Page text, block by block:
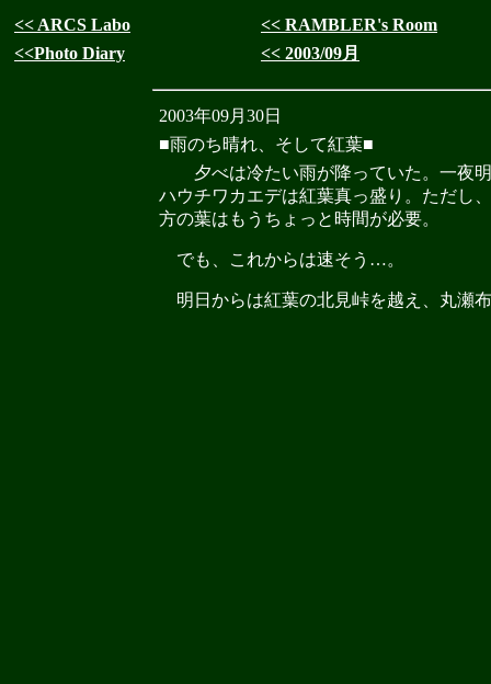
<< ARCS Labo
<< RAMBLER's Room
<<Photo Diary
<< 2003/09月
2003年09月30日
■雨のち晴れ、そして紅葉■
夕べは冷たい雨が降っていた。一夜明
ハウチワカエデは紅葉真っ盛り。ただし
方の葉はもうちょっと時間が必要。
でも、これからは速そう…。
明日からは紅葉の北見峠を越え、丸瀬